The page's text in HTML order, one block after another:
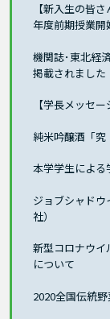
【新入生の皆
年度前期授業開
機関誌･東北経
掲載されました
【学長メッセ
純米吟醸酒「
本学学生による
ジョブシャド
社）
新型コロナウイ
について
2020全国伝統